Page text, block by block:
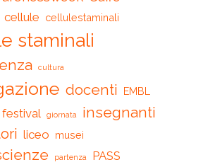
cellule cellulestaminali
staminali
cultura
docenti EMBL
festival giornata
insegnanti
liceo musei
partenza PASS